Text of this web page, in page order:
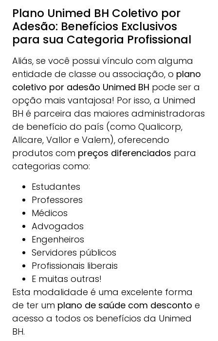
Plano Unimed BH Coletivo por
Adesão: Benefícios Exclusivos
para sua Categoria Profissional
Aliás, se você possui vínculo com alguma
entidade de classe ou associação, o plano
coletivo por adesão Unimed BH pode ser a
opção mais vantajosa! Por isso, a Unimed
BH é parceira das maiores administradoras
de benefício do país (como Qualicorp,
Allcare, Vallor e Valem), oferecendo
produtos com preços diferenciados para
categorias como:
Estudantes
Professores
Médicos
Advogados
Engenheiros
Servidores públicos
Profissionais liberais
E muitas outras!
Esta modalidade é uma excelente forma
de ter um plano de saúde com desconto e
acesso a todos os benefícios da Unimed
BH.